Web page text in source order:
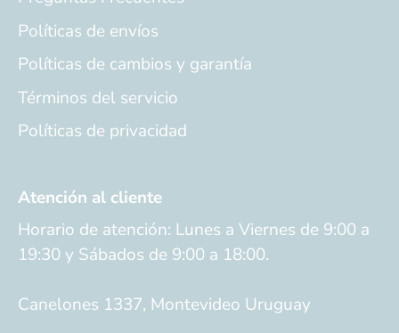
Políticas de envíos
Políticas de cambios y garantía
Términos del servicio
Políticas de privacidad
Atención al cliente
Horario de atención: Lunes a Viernes de 9:00 a
19:30 y Sábados de 9:00 a 18:00.
Canelones 1337, Montevideo Uruguay